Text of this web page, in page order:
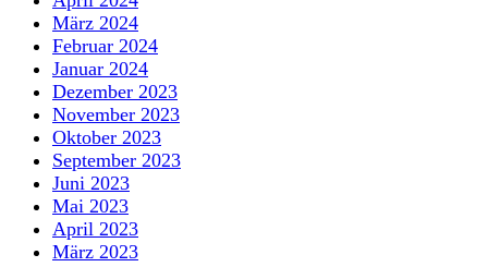
März 2024
Februar 2024
Januar 2024
Dezember 2023
November 2023
Oktober 2023
September 2023
Juni 2023
Mai 2023
April 2023
März 2023